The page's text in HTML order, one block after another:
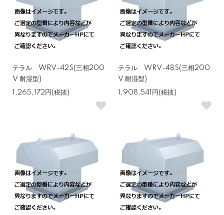
テラル WRV-42S(三相200
V 耐湿型)
1,265,172円(税抜)
テラル WRV-48S(三相200
V 耐湿型)
1,908,541円(税抜)